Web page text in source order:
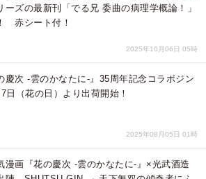
ーズの最新刊「でる兄 委曲の病理学概論！」
赤シート付！
2025年10月06日 05時
慶次 -雲のかなたに-』35周年記念コラボジン
7日（花の日）より出荷開始！
2025年08月05日 01時
漫画『花の慶次 -雲のかなたに-』×光武酒造